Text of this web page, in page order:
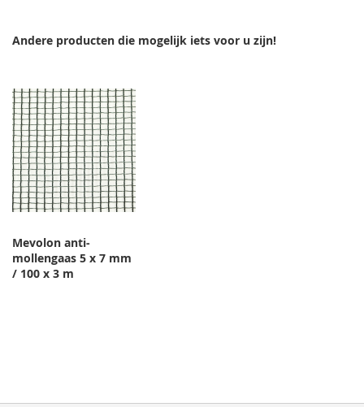
Andere producten die mogelijk iets voor u zijn!
Mevolon anti-
mollengaas 5 x 7 mm
/ 100 x 3 m